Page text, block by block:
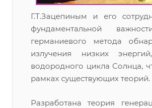
Г.Т.Зацепиным и его
фундаментальной
германиевого метода
излучения низких
водородного цикла Солнца,
рамках существующих теорий.
Разработана теория